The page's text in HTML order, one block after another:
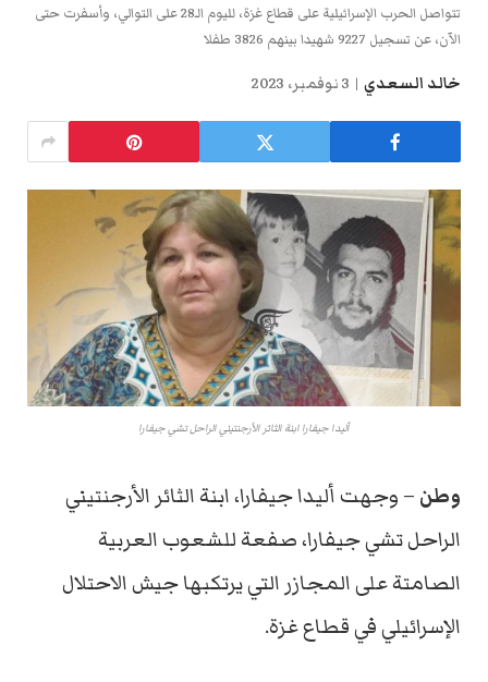
تتواصل الحرب الإسرائيلية على قطاع غزة، لليوم الـ28 على التوالي، وأسفرت حتى
الآن، عن تسجيل 9227 شهيدا بينهم 3826 طفلا
خالد السعدي 3 نوفمبر، 2023
أليدا جيفارا ابنة الثائر الأرجنتيني الراحل تشي جيفارا
وطن – وجهت أليدا جيفارا، ابنة الثائر الأرجنتيني
الراحل تشي جيفارا، صفعة للشعوب العربية
الصامتة على المجازر التي يرتكبها جيش الاحتلال
الإسرائيلي في قطاع غزة.